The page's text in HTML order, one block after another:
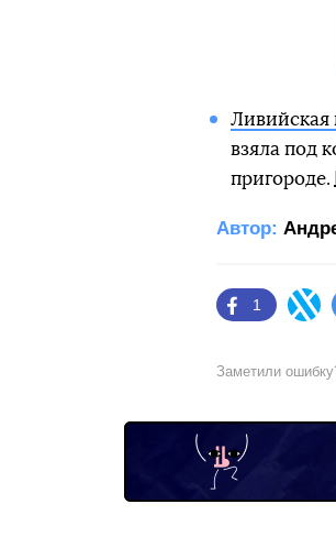
Ливийская
взяла под
пригороде.
Автор:
Facebook
1
Заметили